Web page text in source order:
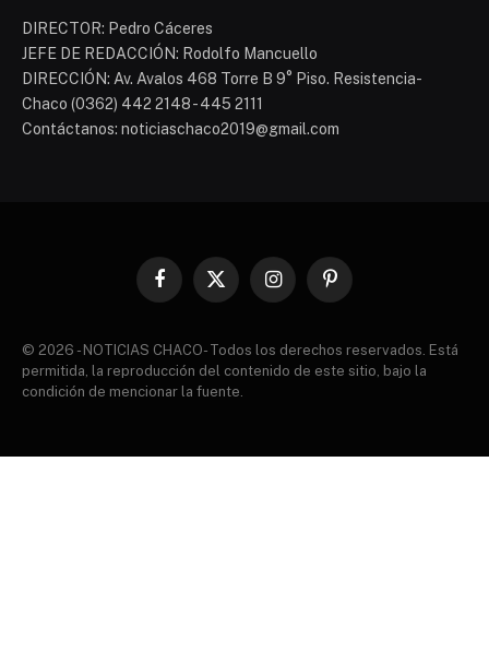
DIRECTOR: Pedro Cáceres
JEFE DE REDACCIÓN: Rodolfo Mancuello
DIRECCIÓN: Av. Avalos 468 Torre B 9° Piso. Resistencia-
Chaco (0362) 442 2148 - 445 2111
Contáctanos: noticiaschaco2019@gmail.com
Facebook
X
InstagramPinterest
© 2026 - NOTICIAS CHACO- Todos los derechos reservados. Está
permitida, la reproducción del contenido de este sitio, bajo la
condición de mencionar la fuente.